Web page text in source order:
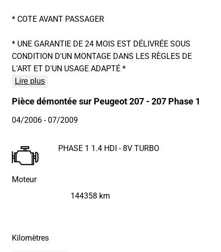
* COTE AVANT PASSAGER
* UNE GARANTIE DE 24 MOIS EST DÉLIVRÉE SOUS
CONDITION D'UN MONTAGE DANS LES RÈGLES DE
L'ART ET D'UN USAGE ADAPTÉ *
Lire plus
Pièce démontée sur Peugeot 207 - 207 Phase 1
04/2006- 07/2009
Moteur
PHASE 1 1.4 HDI - 8V TURBO
Kilomètres
144358 km